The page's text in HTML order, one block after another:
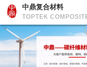
中鼎复合材料
TOPTEK